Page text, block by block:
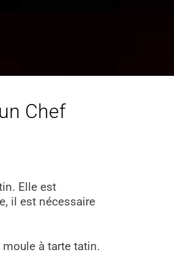
Chef
Elle est
il est nécessaire
à tarte tatin.